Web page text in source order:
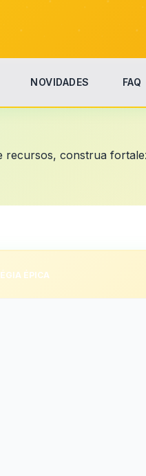
NOVIDADES FAQ
construa
ÉPICA